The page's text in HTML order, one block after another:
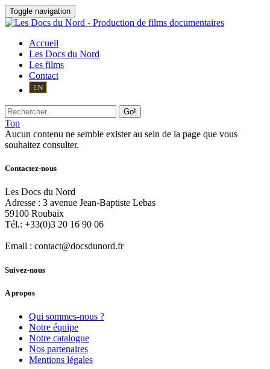
Toggle navigation
Accueil
Les Docs du Nord
Les films
Contact
Go!
Top
Aucun contenu ne semble exister au sein de la page que vous
souhaitez consulter.
Contactez-nous
Les Docs du Nord
Adresse : 3 avenue Jean-Baptiste Lebas
59100 Roubaix
Tél.: +33(0)3 20 16 90 06
Email : contact@docsdunord.fr
Suivez-nous
A propos
Qui sommes-nous ?
Notre équipe
Notre catalogue
Nos partenaires
Mentions légales